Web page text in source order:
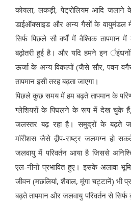
कोयला, लकड़ी, पेट्रोलियम आदि जलाने
डाईऑक्साइड और अन्य गैसों के वायुमंडल
सिर्फ पिछले सौ वर्षों में वैश्विक
बढ़ोतरी हुई है। और यदि हमने इन
ऊर्जा के अन्य विकल्पों (जैसे सौर, पवन
तापमान इसी तरह बढ़ता जाएगा।
पिछले कुछ समय में हम बढ़ते तापमान के
ग्लेशियरों के पिघलने के रूप में देख चुके
जलस्तर बढ़ रहा है। समुद्रों के बढ़ते
मॉरीशस जैसे द्वीप-राष्ट्र जलमग्न हो
जलवायु में परिवर्तन आया है जिससे
एल-नीनो प्रभावित हुए। इसके अलावा
जीवन (मछलियां, शैवाल, मूंगा चट्टानें) भी
बढ़ते तापमान और जलवायु परिवर्तन से